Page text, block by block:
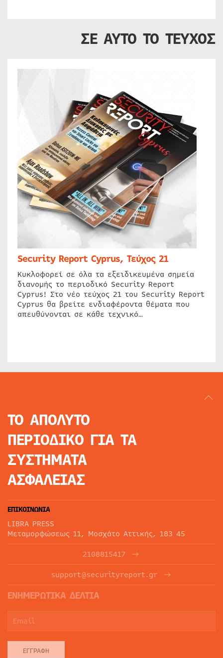
ΣΕ ΑΥΤΟ ΤΟ ΤΕΥΧΟΣ
Security Report Cyprus, Τεύχος 21
Κυκλοφορεί σε όλα τα εξειδικευμένα σημεία
διανομής το περιοδικό Security Report
Cyprus! Στο νέο τεύχος 21 του Security Report
Cyprus θα βρείτε ενδιαφέροντα θέματα που
απευθύνονται σε κάθε τεχνικό…
ΤΟ ΑΠΟΛΥΤΟ
ΠΕΡΙΟΔΙΚΟ ΓΙΑ ΤΑ
ΣΥΣΤΗΜΑΤΑ
ΑΣΦΑΛΕΙΑΣ
ΕΠΙΚΟΙΝΩΝΙΑ
LIBRA PRESS
Μεταμορφώσεως 11, Μοσχάτο Αττικής, 183 45
2108815417
support@securityreport.gr
ΕΝΗΜΕΡΩΤΙΚΑ ΔΕΛΤΙΑ
ΕΓΓΡΑΦΉ